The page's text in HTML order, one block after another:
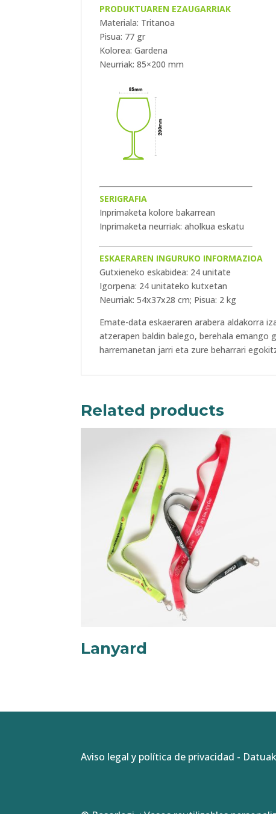
PRODUKTUAREN EZAUGARRIAK
Materiala: Tritanoa
Pisua: 77 gr
Kolorea: Gardena
Neurriak: 85×200 mm
SERIGRAFIA
Inprimaketa kolore bakarrean
Inprimaketa neurriak: aholkua eskatu
ESKAERAREN INGURUKO INFORMAZIOA
Gutxieneko eskabidea: 24 unitate
Igorpena: 24 unitateko kutxetan
Neurriak: 54x37x28 cm; Pisua: 2 kg
Emate-data eskaeraren arabera aldakorra
atzerapen baldin balego, berehala emango
harremanetan jarri eta zure beharrari
Related products
Lanyard
Aviso legal y política de privacidad -